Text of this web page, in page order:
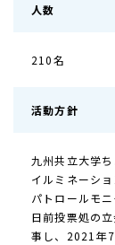
人数
210名
活動方針
九州共立大学
イルミネーシ
パトロールモ
日前投票処の
事し、2021年